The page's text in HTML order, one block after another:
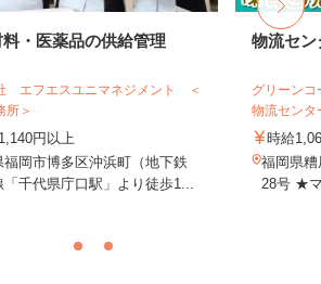
料・医薬品の供給管理
エフエスユニマネジメント ＜
所＞
円以上
福岡市博多区沖浜町（地下鉄
「千代県庁口駅」より徒歩1...
物流セン
グリーン
物流センタ
時給
福岡県糟
28号 ★